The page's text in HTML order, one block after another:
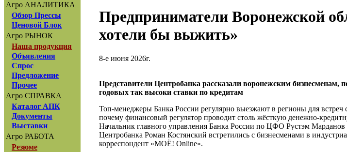
Агро АНАЛИТИКА
Обзор Прессы
Ценовой Блок
Агро РЫНОК
Наша продукция
Объявления
Спрос
Предложение
Прочее
Агро СПРАВКА
Каталог АПК
Документы
Выставки
Агро РАБОТА
Резюме
Предприниматели Воронежской
хотели бы выжить»
8-е июня 2026г.
Представители Центробанка рассказали воронежским
годовых так высоки ставки по кредитам
Топ-менеджеры Банка России регулярно выезжают в регионы для
почему финансовый регулятор проводит столь жёсткую денежно-
Начальник главного управления Банка России по ЦФО Рустэм
Центробанка Роман Костянский встретились с бизнесменами в
корреспондент «МОЁ! Online».